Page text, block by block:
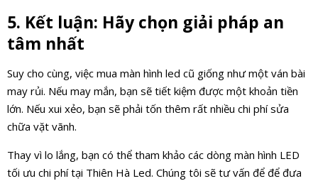
5. Kết luận: Hãy chọn giải pháp an
tâm nhất
Suy cho cùng, việc mua màn hình led cũ giống như một ván bài
may rủi. Nếu may mắn, bạn sẽ tiết kiệm được một khoản tiền
lớn. Nếu xui xẻo, bạn sẽ phải tốn thêm rất nhiều chi phí sửa
chữa vặt vãnh.
Thay vì lo lắng, bạn có thể tham khảo các dòng màn hình LED
tối ưu chi phí tại Thiên Hà Led. Chúng tôi sẽ tư vấn để để đưa